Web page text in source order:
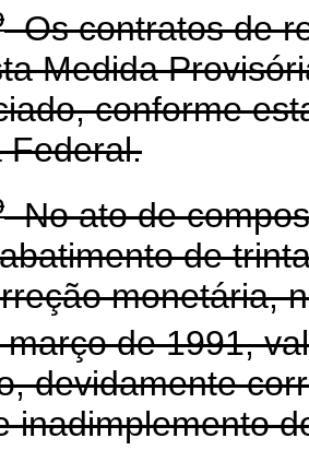
Os contratos de
Medida
conforme
Federal.
No ato de
de
monetária,
de 1991,
devidamente
inadimplemento